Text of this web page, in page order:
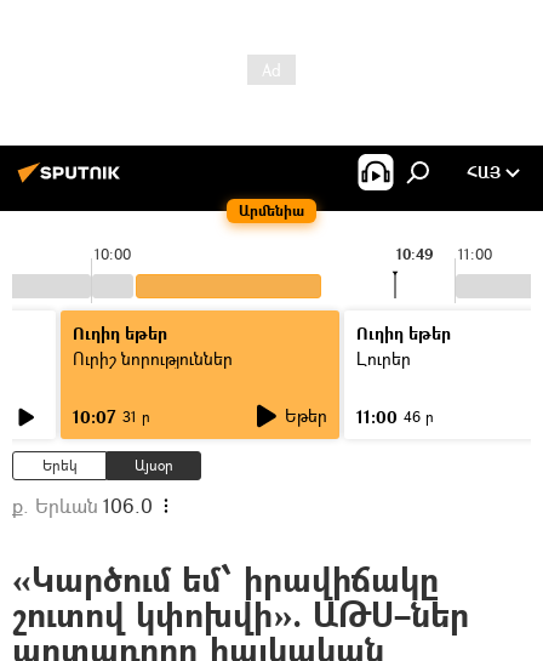
Արմենիա
ՀԱՅ
10:00 11:00
10:49
Ուղիղ եթեր
Ուրիշ նորություններ
10:07 31 ր Եթեր
Ուղիղ եթեր
Լուրեր
11:00 46 ր
Երեկ Այսօր
ք. Երևան 106.0
«Կարծում եմ՝ իրավիճակը
շուտով կփոխվի». ԱԹՍ–ներ
արտադրող հայկական